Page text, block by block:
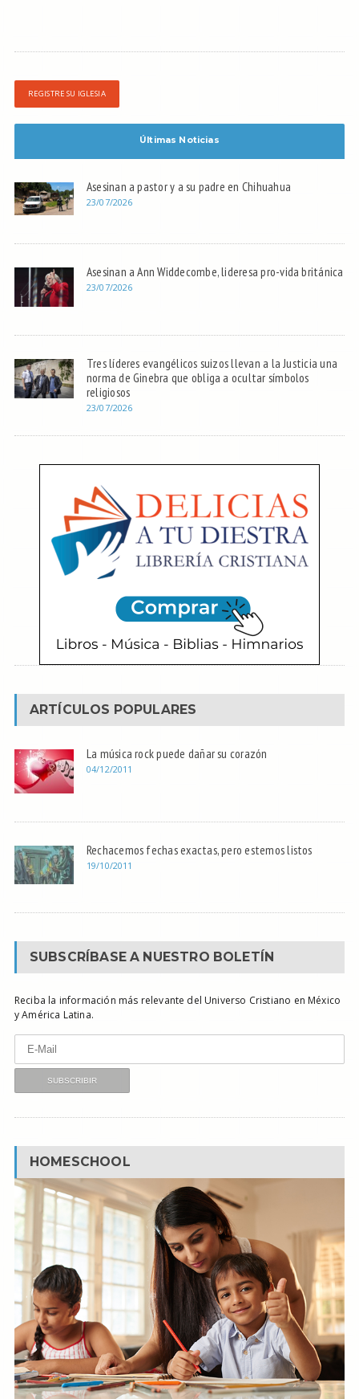
REGISTRE SU IGLESIA
Últimas Noticias
Asesinan a pastor y a su padre en Chihuahua
23/07/2026
Asesinan a Ann Widdecombe, lideresa pro-vida británica
23/07/2026
Tres líderes evangélicos suizos llevan a la Justicia una
norma de Ginebra que obliga a ocultar símbolos
religiosos
23/07/2026
ARTÍCULOS POPULARES
La música rock puede dañar su corazón
04/12/2011
Rechacemos fechas exactas, pero estemos listos
19/10/2011
SUBSCRÍBASE A NUESTRO BOLETÍN
Reciba la información más relevante del Universo Cristiano en México
y América Latina.
HOMESCHOOL